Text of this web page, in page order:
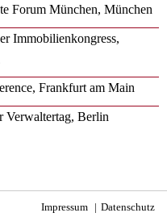
Forum München, München
Immobilienkongress,
Frankfurt am Main
Verwaltertag, Berlin
Impressum Datenschutz